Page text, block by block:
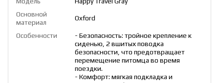
Основной
материал
Oxford
Особенности
- Безопасность: тройное крепление к
сиденью, 2 вшитых поводка
безопасности, что предотвращает
перемещение питомца во время
поездки.
- Комфорт: мягкая подкладка и